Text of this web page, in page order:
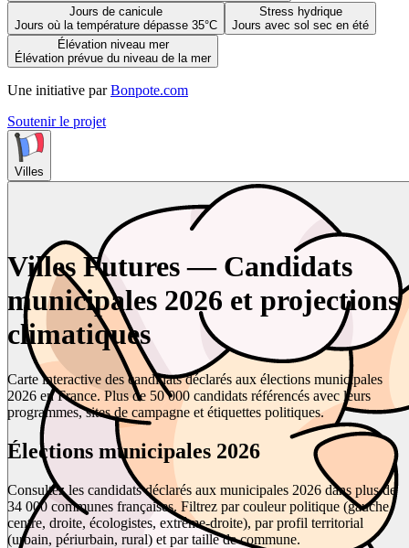
Jours de canicule
Jours où la température dépasse 35°C
Stress hydrique
Jours avec sol sec en été
Élévation niveau mer
Élévation prévue du niveau de la mer
Une initiative par Bonpote.com
Soutenir le projet
Villes
Villes Futures — Candidats
municipales 2026 et projections
climatiques
Carte interactive des candidats déclarés aux élections municipales
2026 en France. Plus de 50 000 candidats référencés avec leurs
programmes, sites de campagne et étiquettes politiques.
Élections municipales 2026
Consultez les candidats déclarés aux municipales 2026 dans plus de
34 000 communes françaises. Filtrez par couleur politique (gauche,
centre, droite, écologistes, extrême-droite), par profil territorial
(urbain, périurbain, rural) et par taille de commune.